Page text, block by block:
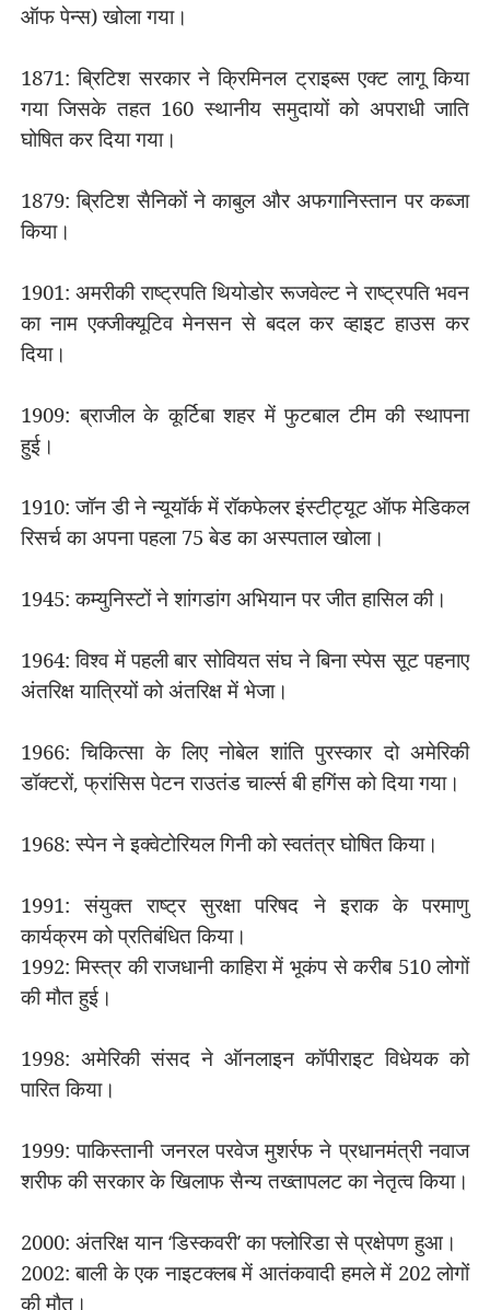
ऑफ पेन्स) खोला गया।
1871: ब्रिटिश सरकार ने क्रिमिनल ट्राइब्स एक्ट लागू किया
गया जिसके तहत 160 स्थानीय समुदायों को अपराधी जाति
घोषित कर दिया गया।
1879: ब्रिटिश सैनिकों ने काबुल और अफगानिस्तान पर कब्जा
किया।
1901: अमरीकी राष्ट्रपति थियोडोर रूजवेल्ट ने राष्ट्रपति भवन
का नाम एक्जीक्यूटिव मेनसन से बदल कर व्हाइट हाउस कर
दिया।
1909: ब्राजील के कूर्टिबा शहर में फुटबाल टीम की स्थापना
हुई।
1910: जॉन डी ने न्यूयॉर्क में रॉकफेलर इंस्टीट्यूट ऑफ मेडिकल
रिसर्च का अपना पहला 75 बेड का अस्पताल खोला।
1945: कम्युनिस्टों ने शांगडांग अभियान पर जीत हासिल की।
1964: विश्व में पहली बार सोवियत संघ ने बिना स्पेस सूट पहनाए
अंतरिक्ष यात्रियों को अंतरिक्ष में भेजा।
1966: चिकित्सा के लिए नोबेल शांति पुरस्कार दो अमेरिकी
डॉक्टरों,फ्रांसिस पेटन राउतंड चार्ल्स बी हगिंस को दिया गया।
1968: स्पेन ने इक्वेटोरियल गिनी को स्वतंत्र घोषित किया।
1991: संयुक्त राष्ट्र सुरक्षा परिषद ने इराक के परमाणु
कार्यक्रम को प्रतिबंधित किया।
1992: मिस्त्र की राजधानी काहिरा में भूकंप से करीब 510 लोगों
की मौत हुई।
1998: अमेरिकी संसद ने ऑनलाइन कॉपीराइट विधेयक को
पारित किया।
1999: पाकिस्तानी जनरल परवेज मुशर्रफ ने प्रधानमंत्री नवाज
शरीफ की सरकार के खिलाफ सैन्य तख्तापलट का नेतृत्व किया।
2000: अंतरिक्ष यान ‘डिस्कवरी’का फ्लोरिडा से प्रक्षेपण हुआ।
2002: बाली के एक नाइटक्लब में आतंकवादी हमले में 202 लोगों
की मौत।